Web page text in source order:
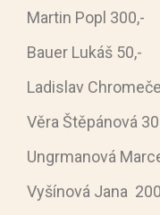
Martin Popl 300,-
Bauer Lukáš 50,-
Ladislav
Věra Štěpánová
Ungrmanová
Vyšínová Jana